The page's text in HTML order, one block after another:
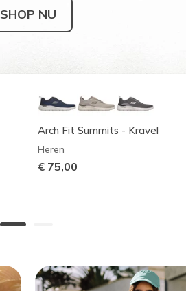
SHOP NU
Arch Fit Summits - Kravel
Heren
€ 75,00